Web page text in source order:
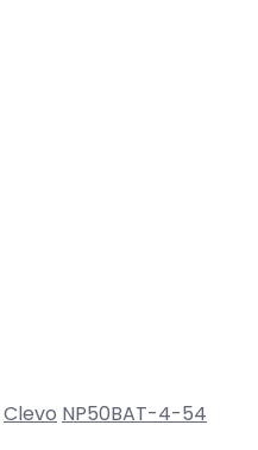
Clevo NP50BAT-4-54